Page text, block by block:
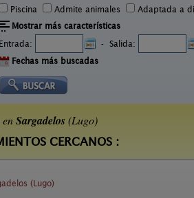
Piscina Admite animales
Adaptada a
Mostrar más características
Entrada:
- Salida:
Fechas más buscadas
Sargadelos(Lugo)
CERCANOS :
(Lugo)